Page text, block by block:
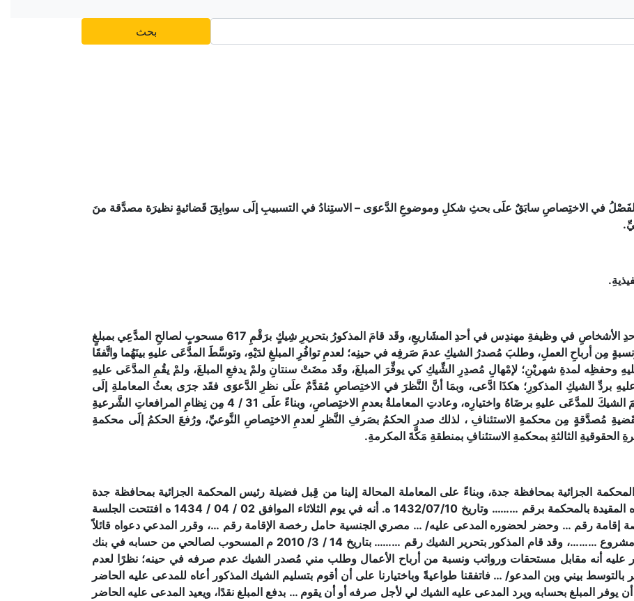
بحث
في الاختِصاصِ سابَقٌ علَى بحثِ شكلِ وموضوعِ الدَّعوَى – الاستِنادُ في التسبيبِ إلَى سوابِقَ قَضائيةٍ نظيرَة مصدَّقة منَ
ادَّعَى المدَّعِي ضِدَّ المدَّعَى عليهِ بأنَّهُ عَمِلَ لدَى أحدِ الأشخاصِ في وظيفةِ مهندِس في أحدِ المشَاريعِ، وقَد قامَ المذكورُ بتحريرِ شِيكٍ برَقْمِ 617 مسحوبٍ لصالحِ المدَّعِي بمبلغٍ
مِن أرباحِ العملِ، وطلبَ مُصدرُ الشيكِ عدمَ صَرفِه في حينِه؛ لعدمِ توافُرِ المبلغِ لدَيْهِ، وتوسَّطَ المدَّعَى عليهِ بينَهُما واتَّفقَا
وحفظِه لمدةِ شهريْنِ؛ لإمْهالِ مُصدِرِ الشِّيكِ كي يوفِّرَ المبلغَ، وقَد مضَتْ سنتانِ ولمْ يدفعِ المبلغَ، ولمْ يقُمِ المدَّعَى عليهِ
بردِّ الشيكِ المذكورِ؛ هكذَا ادَّعى، وبمَا أنَّ النَّظرَ في الاختِصاصِ مُقدَّمٌ علَى نظرِ الدَّعوَى فقَد جرَى بعثُ المعاملةِ إلَى
المحكمةِ العامَّةِ بناءً علَى إقرارِ المدَّعِي بأنَّهُ سلَّمَ الشيكَ للمدَّعَى عليهِ برضَاهُ واختيارِه، وعادتِ المعاملةُ بعدمِ الاختِصاصِ، وبناءً علَى 31 / 4 مِن نِظامِ المرافعاتِ الشَّرعيةِ
القَضيةِ مُصدَّقةٍ مِن محكمةِ الاستئنافِ ، لذلك صدر الحكمُ بصَرفِ النَّظرِ لعدمِ الاختِصاصِ النَّوعيِّ، ورُفعَ الحكمُ إلَى محكمةِ
الحقوقيةِ الثالثةِ بمحكمةِ الاستئنافِ بمنطقةِ مَكَّةَ المكرمةِ.
الجزائية بمحافظة جدة، وبناءً على المعاملة المحالة إلينا من قِبل فضيلة رئيس المحكمة الجزائية بمحافظة جدة
المساعد برقم ……… وتاريخ 10 / 07 / 1432 ه المقيدة بالمحكمة برقم ……… وتاريخ 1432/07/10 ه. أنه في يوم الثلاثاء الموافق 02 / 04 / 1434 ه افتتحت الجلسة
رخصة إقامة رقم … وحضر لحضوره المدعى عليه/ … مصري الجنسية حامل رخصة الإقامة رقم …، وقرر المدعي دعواه قائلاً
إنني عملت لدى المدعو … بوظيفة مهندس في مشروع ………، وقد قام المذكور بتحرير الشيك رقم ……… بتاريخ 14 / 3/ 2010 م المسحوب لصالحي من حسابه في بنك
عليه أنه مقابل مستحقات ورواتب ونسبة من أرباح الأعمال وطلب مني مُصدر الشيك عدم صرفه في حينه؛ نظرًا لعدم
بالتوسط بيني وبن المدعو/ … فاتفقنا طواعيةً وباختيارنا على أن أقوم بتسليم الشيك المذكور أعاه للمدعى عليه الحاضر
المبلغ بحسابه ويرد المدعى عليه الشيك لي لأجل صرفه أو أن يقوم … بدفع المبلغ نقدًا، ويعيد المدعى عليه الحاضر